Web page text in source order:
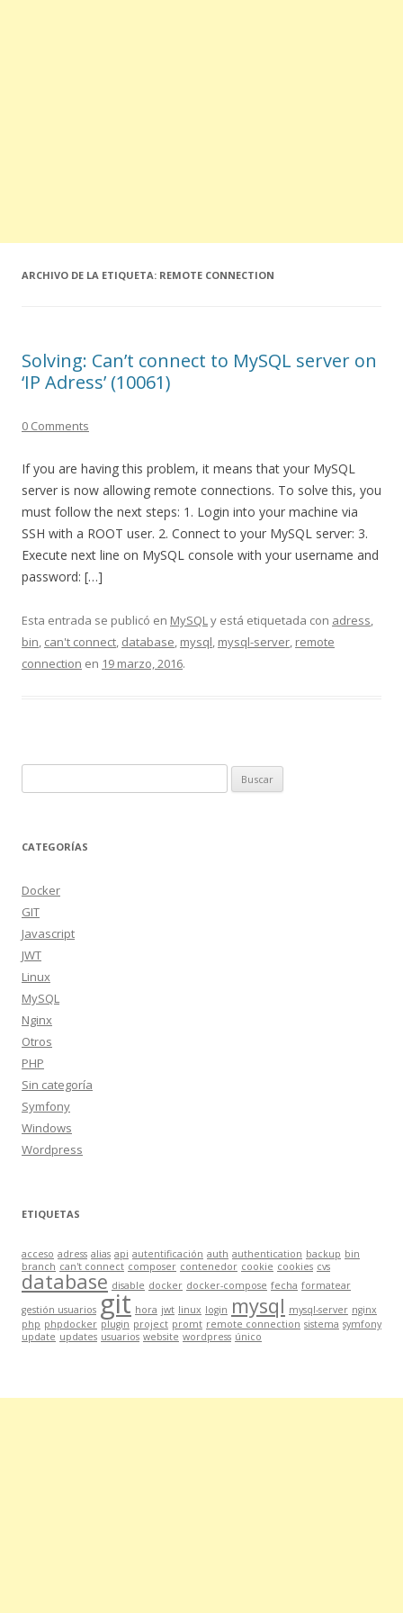
ARCHIVO DE LA ETIQUETA: REMOTE CONNECTION
Solving: Can’t connect to MySQL server on
‘IP Adress’ (10061)
0 Comments
If you are having this problem, it means that your MySQL
server is now allowing remote connections. To solve this, you
must follow the next steps: 1. Login into your machine via
SSH with a ROOT user. 2. Connect to your MySQL server: 3.
Execute next line on MySQL console with your username and
password: […]
Esta entrada se publicó en MySQLy está etiquetada con adress,
bin, can't connect, database, mysql, mysql-server, remote
connection en 19 marzo, 2016.
CATEGORÍAS
Docker
GIT
Javascript
JWT
Linux
MySQL
Nginx
Otros
PHP
Sin categoría
Symfony
Windows
Wordpress
ETIQUETAS
acceso adress alias api autentificación auth authentication backup bin
branch can't connect composer contenedor cookie cookies cvs
database disable docker docker-compose fecha formatear
gestión usuarios git hora jwt linux login mysql mysql-server nginx
php phpdocker plugin project promt remote connection sistema symfony
update updates usuarios website wordpress único